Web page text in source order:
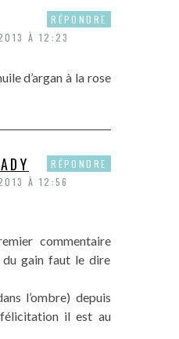
À 12:23
d’argan à la rose
RÉPONDRE
À 12:56
commentaire
du gain faut le dire
l’ombre) depuis
il est au
RÉPONDRE